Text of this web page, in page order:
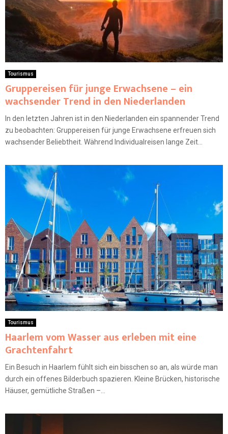
Tourismus
Gruppereisen für junge Erwachsene – ein
wachsender Trend in den Niederlanden
In den letzten Jahren ist in den Niederlanden ein spannender Trend
zu beobachten: Gruppereisen für junge Erwachsene erfreuen sich
wachsender Beliebtheit. Während Individualreisen lange Zeit...
Tourismus
Haarlem vom Wasser aus erleben mit eine
Grachtenfahrt
Ein Besuch in Haarlem fühlt sich ein bisschen so an, als würde man
durch ein offenes Bilderbuch spazieren. Kleine Brücken, historische
Häuser, gemütliche Straßen –...